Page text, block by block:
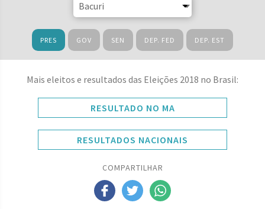
PRES GOV SEN DEP. FED DEP. EST
Mais eleitos e resultados das Eleições 2018 no Brasil:
RESULTADO NO MA
RESULTADOS NACIONAIS
COMPARTILHAR